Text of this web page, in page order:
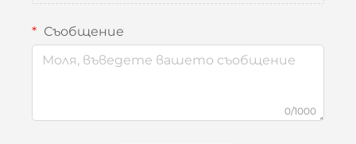
Съобщение
0/1000